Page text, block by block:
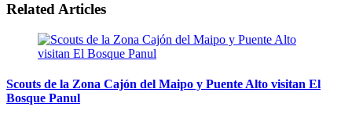
Related Articles
Scouts de la Zona Cajón del Maipo y Puente Alto visitan El
Bosque Panul